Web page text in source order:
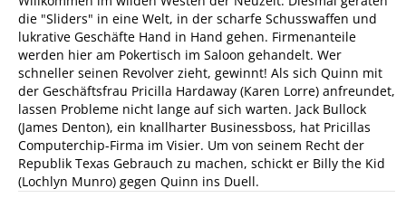
die "Sliders" in eine Welt, in der scharfe Schusswaffen und
lukrative Geschäfte Hand in Hand gehen. Firmenanteile
werden hier am Pokertisch im Saloon gehandelt. Wer
schneller seinen Revolver zieht, gewinnt! Als sich Quinn mit
der Geschäftsfrau Pricilla Hardaway (Karen Lorre) anfreundet,
lassen Probleme nicht lange auf sich warten. Jack Bullock
(James Denton), ein knallharter Businessboss, hat Pricillas
Computerchip-Firma im Visier. Um von seinem Recht der
Republik Texas Gebrauch zu machen, schickt er Billy the Kid
(Lochlyn Munro) gegen Quinn ins Duell.